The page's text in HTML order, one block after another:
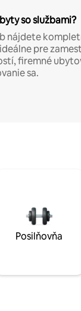
so službami?
nájdete
pre
firemné
sa.
Posilňovňa